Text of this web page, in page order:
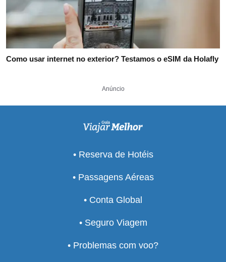
Como usar internet no exterior? Testamos o eSIM da Holafly
Anúncio
• Reserva de Hotéis
• Passagens Aéreas
• Conta Global
• Seguro Viagem
• Problemas com voo?